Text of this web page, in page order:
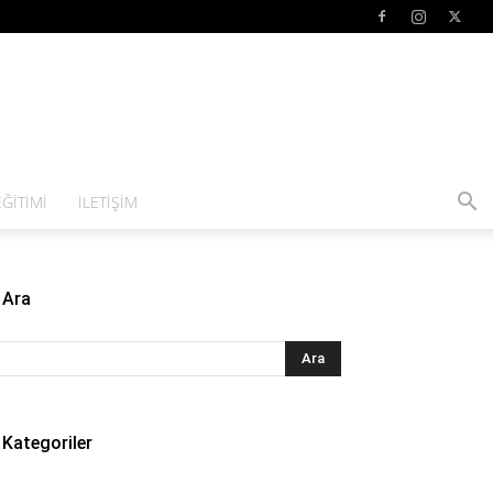
İLETIŞIM
Ara
Kategoriler